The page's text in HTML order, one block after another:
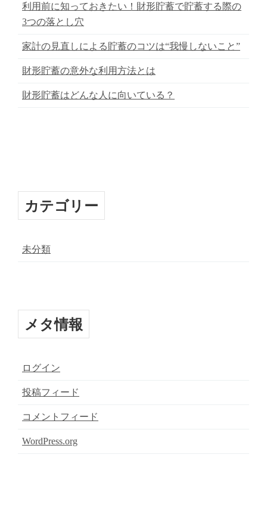
利用前に知っておきたい！財形貯蓄で貯蓄する際の
3つの落とし穴
家計の見直しによる貯蓄のコツは“我慢しないこと”
財形貯蓄の意外な利用方法とは
財形貯蓄はどんな人に向いている？
カテゴリー
未分類
メタ情報
ログイン
投稿フィード
コメントフィード
WordPress.org